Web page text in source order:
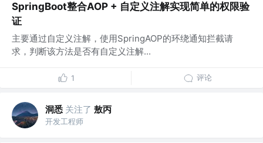
SpringBoot整合AOP + 自定义注解实现简单的权限验
证
主要通过自定义注解，使用SpringAOP的环绕通知拦截请
求，判断该方法是否有自定义注解...
1 评论
洞悉 关注了 敖丙
开发工程师